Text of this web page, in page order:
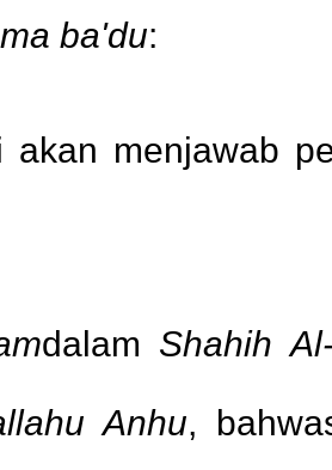
ba'du:
akan menjawab
dalam Shahih
Anhu,